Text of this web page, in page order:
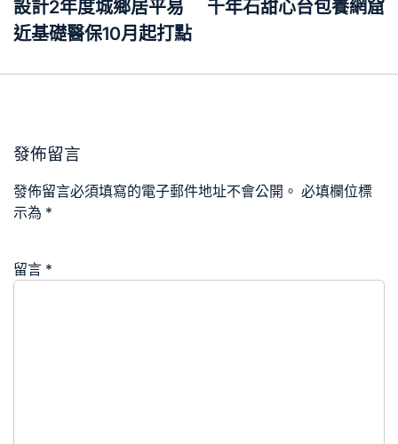
導
覽
設計2年度城鄉居平易
近基礎醫保10月起打點
千年石甜心台包養網窟
發佈留言
發佈留言必須填寫的電子郵件地址不會公開。 必填欄位標
示為 *
留言 *